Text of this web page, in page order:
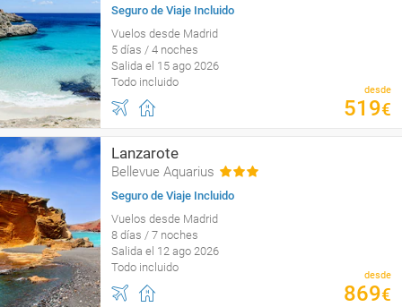
Seguro de Viaje Incluido
Vuelos desde Madrid
5 días / 4 noches
Salida el 15 ago 2026
Todo incluido
desde
519€
Lanzarote
Bellevue Aquarius
Seguro de Viaje Incluido
Vuelos desde Madrid
8 días / 7 noches
Salida el 12 ago 2026
Todo incluido
desde
869€